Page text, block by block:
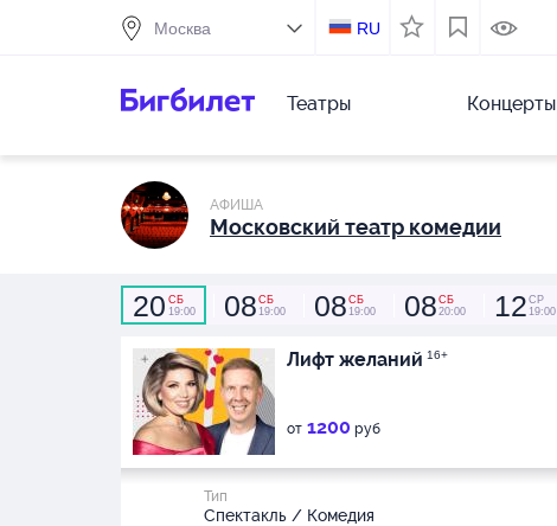
RU
Театры Концерты
АФИША
Московский театр комедии
20 СБ
19:00
08 СБ
19:00
08 СБ
19:00
08 СБ
20:00
12 СР
19:00
Лифт желаний 16+
от 1200 руб
Тип
Спектакль / Комедия